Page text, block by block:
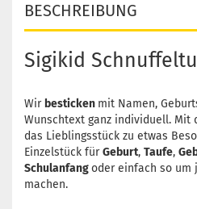
BESCHREIBUNG
Sigikid
Wir besticken mit Namen,
Wunschtext ganz individuell. Mit
das Lieblingsstück zu etwas
Einzelstück fürGeburt, Taufe,
Schulanfangoder einfach so um
machen.